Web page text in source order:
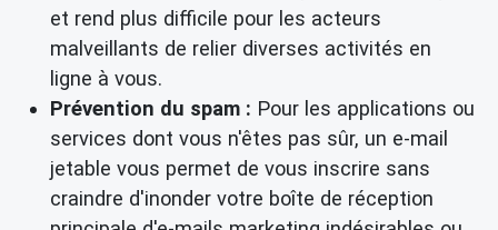
et rend plus difficile pour les acteurs
malveillants de relier diverses activités en
ligne à vous.
Prévention du spam : Pour les applications ou
services dont vous n'êtes pas sûr, un e-mail
jetable vous permet de vous inscrire sans
craindre d'inonder votre boîte de réception